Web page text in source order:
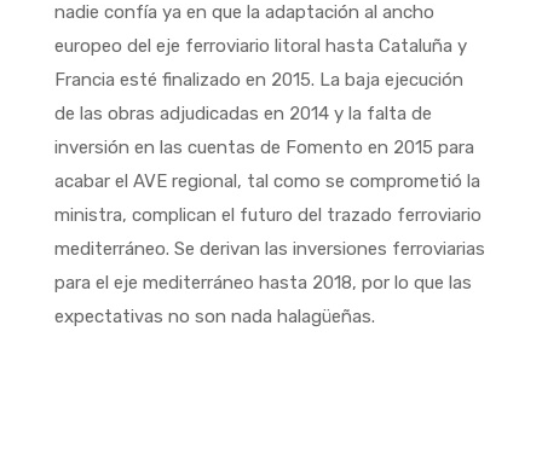
nadie confía ya en que la adaptación al ancho
europeo del eje ferroviario litoral hasta Cataluña y
Francia esté finalizado en 2015. La baja ejecución
de las obras adjudicadas en 2014 y la falta de
inversión en las cuentas de Fomento en 2015 para
acabar el AVE regional, tal como se comprometió la
ministra, complican el futuro del trazado ferroviario
mediterráneo. Se derivan las inversiones ferroviarias
para el eje mediterráneo hasta 2018, por lo que las
expectativas no son nada halagüeñas.